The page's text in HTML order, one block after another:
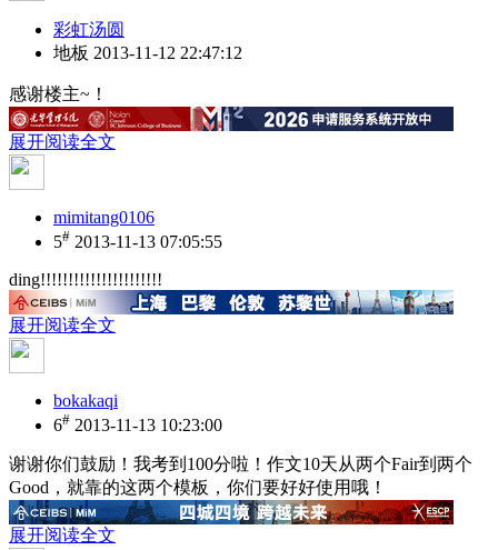
彩虹汤圆
地板 2013-11-12 22:47:12
感谢楼主~！
展开阅读全文
mimitang0106
5# 2013-11-13 07:05:55
ding!!!!!!!!!!!!!!!!!!!!!!
展开阅读全文
bokakaqi
6# 2013-11-13 10:23:00
谢谢你们鼓励！我考到100分啦！作文10天从两个Fair到两个
Good，就靠的这两个模板，你们要好好使用哦！
展开阅读全文